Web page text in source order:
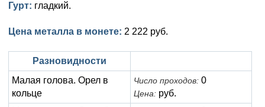
Медь
Для Речи Посполитой
Гурт: гладкий.
Цена металла в монете: 2 222 руб.
Разновидности
Малая голова. Орел в
кольце
Число проходов: 0
Цена: руб.